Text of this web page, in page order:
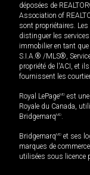
déposées de
Association of
sont propriétaires.
distinguer les
immobilier en tant
S.I.A.® /MLS®,
propriété de l'ACI, et
fournissent les
Royal LePageMD est
Royale du Canada,
BridgemarqMD
BridgemarqMD et ses
marques de
utilisées sous licence